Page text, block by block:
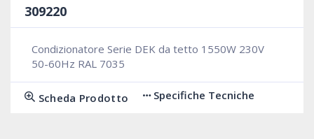
309220
Condizionatore Serie DEK da tetto 1550W 230V
50-60Hz RAL 7035
Scheda Prodotto Specifiche Tecniche